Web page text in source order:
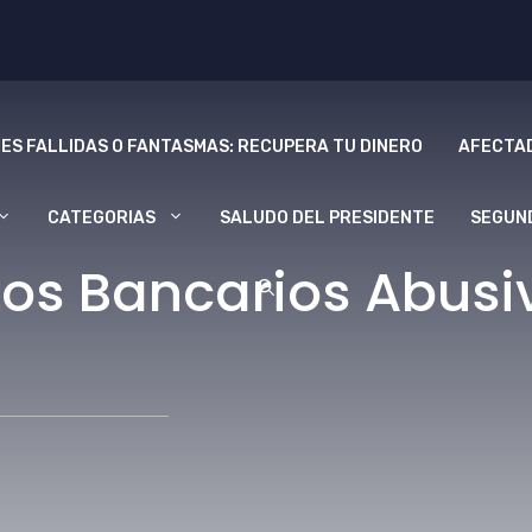
FALLIDAS O FANTASMAS: RECUPERA TU DINERO
CATEGORIAS SALUDO DEL PRESIDENTE
Bancarios